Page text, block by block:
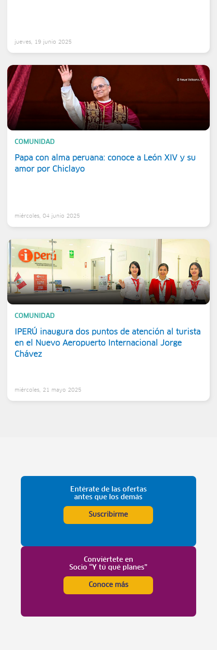
jueves, 19 junio 2025
COMUNIDAD
Papa con alma peruana: conoce a León XIV y su
amor por Chiclayo
miércoles, 04 junio 2025
COMUNIDAD
IPERÚ inaugura dos puntos de atención al turista
en el Nuevo Aeropuerto Internacional Jorge
Chávez
miércoles, 21 mayo 2025
Entérate de las ofertas
antes que los demás
Suscribirme
Conviértete en
Socio “Y tú qué planes”
Conoce más